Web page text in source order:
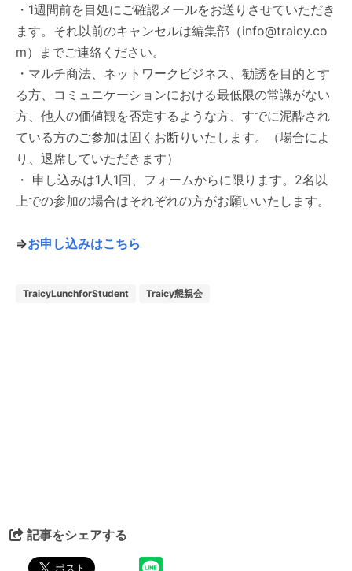
・1週間前を目処にご確認メールをお送りさせていただき
ます。それ以前のキャンセルは編集部（info@traicy.co
m）までご連絡ください。
・マルチ商法、ネットワークビジネス、勧誘を目的とす
る方、コミュニケーションにおける最低限の常識がない
方、他人の価値観を否定するような方、すでに泥酔され
ている方のご参加は固くお断りいたします。（場合によ
り、退席していただきます）
・ 申し込みは1人1回、フォームからに限ります。2名以
上での参加の場合はそれぞれの方がお願いいたします。
⇒お申し込みはこちら
TraicyLunchforStudent Traicy懇親会
記事をシェアする